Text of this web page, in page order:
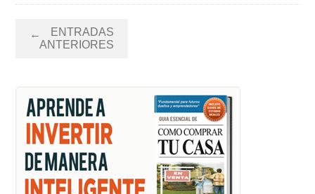
entradas
←
ENTRADAS
ANTERIORES